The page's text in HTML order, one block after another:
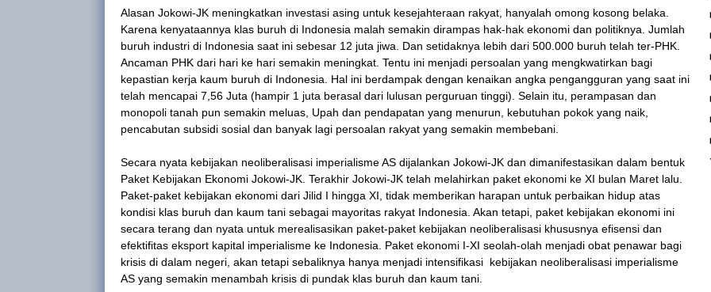
Alasan Jokowi-JK meningkatkan investasi asing untuk kesejahteraan rakyat, hanyalah omong kosong belaka.
Karena kenyataannya klas buruh di Indonesia malah semakin dirampas hak-hak ekonomi dan politiknya. Jumlah
buruh industri di Indonesia saat ini sebesar 12 juta jiwa. Dan setidaknya lebih dari 500.000 buruh telah ter-PHK.
Ancaman PHK dari hari ke hari semakin meningkat. Tentu ini menjadi persoalan yang mengkwatirkan bagi
kepastian kerja kaum buruh di Indonesia. Hal ini berdampak dengan kenaikan angka pengangguran yang saat ini
telah mencapai 7,56 Juta (hampir 1 juta berasal dari lulusan perguruan tinggi). Selain itu, perampasan dan
monopoli tanah pun semakin meluas, Upah dan pendapatan yang menurun, kebutuhan pokok yang naik,
pencabutan subsidi sosial dan banyak lagi persoalan rakyat yang semakin membebani.
Secara nyata kebijakan neoliberalisasi imperialisme AS dijalankan Jokowi-JK dan dimanifestasikan dalam bentuk
Paket Kebijakan Ekonomi Jokowi-JK. Terakhir Jokowi-JK telah melahirkan paket ekonomi ke XI bulan Maret lalu.
Paket-paket kebijakan ekonomi dari Jilid I hingga XI, tidak memberikan harapan untuk perbaikan hidup atas
kondisi klas buruh dan kaum tani sebagai mayoritas rakyat Indonesia. Akan tetapi, paket kebijakan ekonomi ini
secara terang dan nyata untuk merealisasikan paket-paket kebijakan neoliberalisasi khususnya efisensi dan
efektifitas eksport kapital imperialisme ke Indonesia. Paket ekonomi I-XI seolah-olah menjadi obat penawar bagi
krisis di dalam negeri, akan tetapi sebaliknya hanya menjadi intensifikasi kebijakan neoliberalisasi imperialisme
AS yang semakin menambah krisis di pundak klas buruh dan kaum tani.